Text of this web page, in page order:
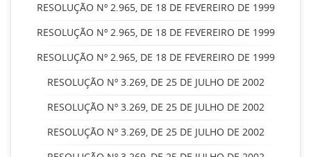
RESOLUÇÃO Nº 2.965, DE 18 DE FEVEREIRO DE 1999
RESOLUÇÃO Nº 2.965, DE 18 DE FEVEREIRO DE 1999
RESOLUÇÃO Nº 2.965, DE 18 DE FEVEREIRO DE 1999
RESOLUÇÃO Nº 3.269, DE 25 DE JULHO DE 2002
RESOLUÇÃO Nº 3.269, DE 25 DE JULHO DE 2002
RESOLUÇÃO Nº 3.269, DE 25 DE JULHO DE 2002